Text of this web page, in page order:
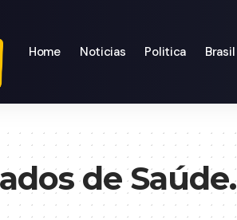
Home Noticias Politica Brasil
de Saúde.